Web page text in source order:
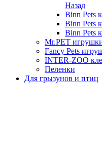
Назад
Binn Pets
Binn Pets
Binn Pets
Mr.PET
Fancy Pets
INTER-ZOO
Пеленки
Для грызунов и птиц